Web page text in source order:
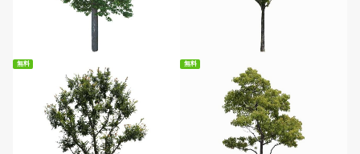
無料ダウンロード 無料ダウンロード
無料 無料